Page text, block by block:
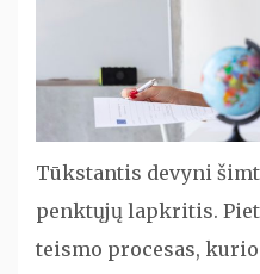
Tūkstantis devyni
penktųjų lapkritis.
teismo procesas,